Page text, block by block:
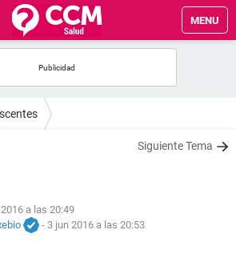
MENU
Siguiente Tema
a las 20:49
- 3 jun 2016 a las 20:53